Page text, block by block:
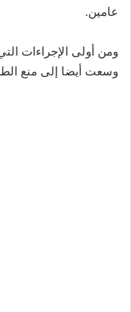
عامين.
ومن أولى الإجراءات
وسعت أيضا إلى منع